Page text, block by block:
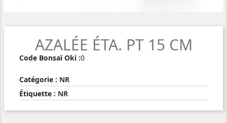
AZALÉE ÉTA. PT 15 CM
Code Bonsaï Oki :0
Catégorie : NR
Étiquette : NR